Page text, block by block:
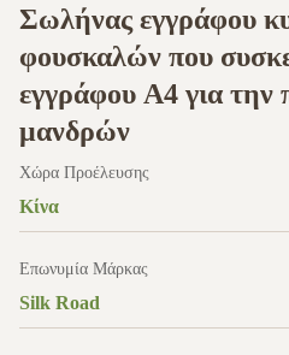
Σωλήνας εγγράφου
φουσκαλών που
εγγράφου A4 για την
μανδρών
Χώρα Προέλευσης
Κίνα
Επωνυμία Μάρκας
Silk Road